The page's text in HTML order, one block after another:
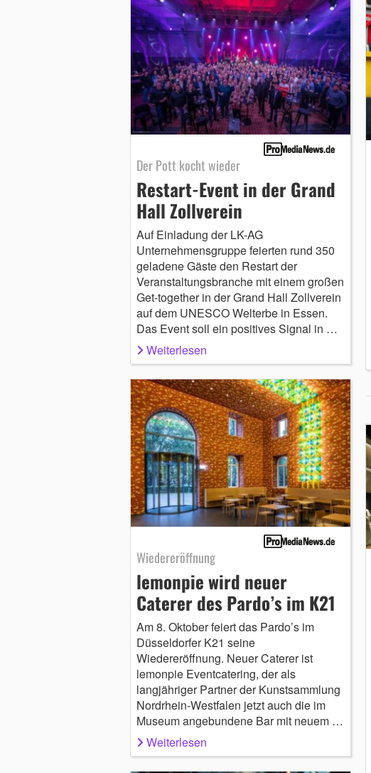
Der Pott kocht wieder
Restart-Event in der Grand
Hall Zollverein
Auf Einladung der LK-AG
Unternehmensgruppe feierten rund 350
geladene Gäste den Restart der
Veranstaltungsbranche mit einem großen
Get-together in der Grand Hall Zollverein
auf dem UNESCO Welterbe in Essen.
Das Event soll ein positives Signal in …
Weiterlesen
Wiedereröffnung
lemonpie wird neuer
Caterer des Pardo’s im K21
Am 8. Oktober feiert das Pardo’s im
Düsseldorfer K21 seine
Wiedereröffnung. Neuer Caterer ist
lemonpie Eventcatering, der als
langjähriger Partner der Kunstsammlung
Nordrhein-Westfalen jetzt auch die im
Museum angebundene Bar mit neuem …
Weiterlesen